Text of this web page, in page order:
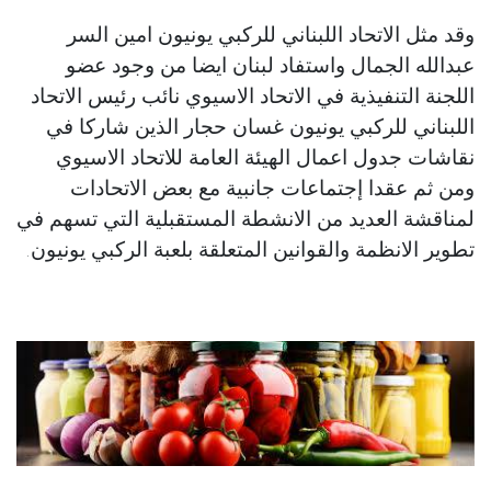
وقد مثل الاتحاد اللبناني للركبي يونيون امين السر
عبدالله الجمال واستفاد لبنان ايضا من وجود عضو
اللجنة التنفيذية في الاتحاد الاسيوي نائب رئيس الاتحاد
اللبناني للركبي يونيون غسان حجار الذين شاركا في
نقاشات جدول اعمال الهيئة العامة للاتحاد الاسيوي
ومن ثم عقدا إجتماعات جانبية مع بعض الاتحادات
لمناقشة العديد من الانشطة المستقبلية التي تسهم في
تطوير الانظمة والقوانين المتعلقة بلعبة الركبي يونيون.